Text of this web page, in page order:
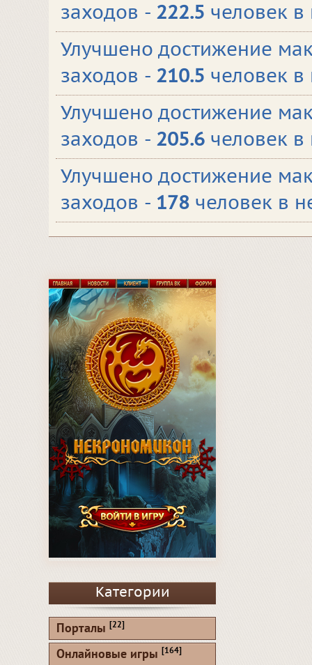
заходов - 222.5 человек
Улучшено достижение
заходов - 210.5 человек
Улучшено достижение
заходов - 205.6 человек
Улучшено достижение
заходов - 178 человек в
Категории
Порталы [22]
Онлайновые игры [164]